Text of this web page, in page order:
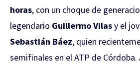
horas, con un choque de
legendario Guillermo Vilasy el
Sebastián Báez, quien
semifinales en el ATP de